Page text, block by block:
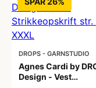
DROPS - GARNSTUDIO
Agnes Cardi by
Design - Vest